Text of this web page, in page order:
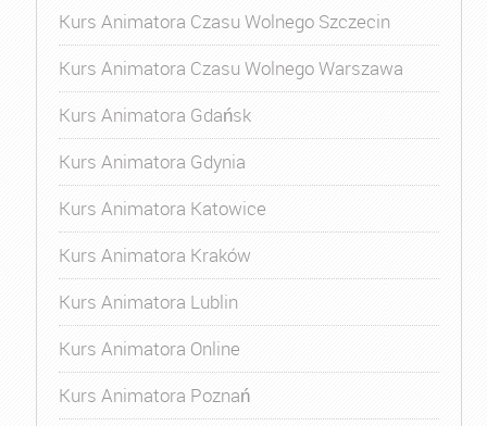
Kurs Animatora Czasu Wolnego Szczecin
Kurs Animatora Czasu Wolnego Warszawa
Kurs Animatora Gdańsk
Kurs Animatora Gdynia
Kurs Animatora Katowice
Kurs Animatora Kraków
Kurs Animatora Lublin
Kurs Animatora Online
Kurs Animatora Poznań